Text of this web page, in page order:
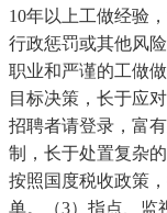
10年以上工做经验
行政惩罚或其他风
职业和严谨的工做
目标决策，长于应
招聘者请登录，富
制，长于处置复杂
按照国度税收政策
单。（3）指点、监